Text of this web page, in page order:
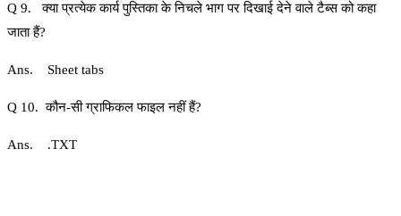
Q 9. क्या प्रत्‍येक कार्य पुस्तिका के निचले भाग पर दिखाई देने वाले टैब्‍स को कहा
जाता हैं?
Ans. Sheet tabs
Q 10. कौन-सी ग्राफिकल फाइल नहीं हैं?
Ans. .TXT